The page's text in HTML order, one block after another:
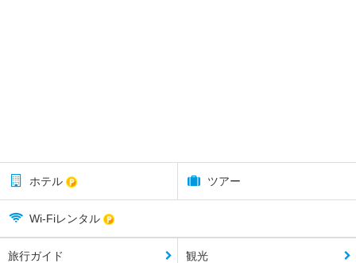
ホテル ツアー
Wi-Fiレンタル
旅行ガイド 観光